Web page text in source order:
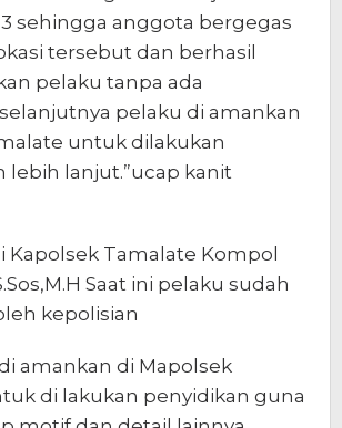
sehingga anggota bergegas
tersebut dan berhasil
pelaku tanpa ada
pelaku di amankan
untuk dilakukan
lebih lanjut.”ucap kanit
Kapolsek Tamalate Kompol
Saat ini pelaku sudah
kepolisian
amankan di Mapolsek
di lakukan penyidikan guna